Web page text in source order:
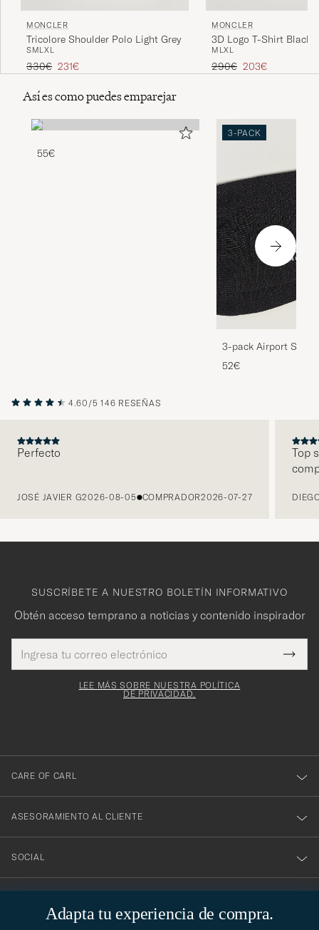
MONCLER
Tricolore Shoulder Polo Light Grey
SMLXL
Precio ordinario
330€ Precio reducido
231€
MONCLER
3D Logo T-Shirt Black
M LXL
Precio ordinario
290€ Precio reducido
203€
Así es como puedes emparejar
55€
3-PACK
3-pack Airport
Melange
52€
4.60/5 146 RESEÑAS
Perfecto
JOSÉ JAVIER G2026-08-05 COMPRADOR2026-07-27
Top
Adapta tu experiencia de compra.
SUSCRÍBETE A NUESTRO BOLETÍN INFORMATIVO
Obtén acceso temprano a noticias y contenido inspirador
de
correo
Este
es
¡Gracias
por
suscribirte
boletín!
LEE MÁS SOBRE NUESTRA POLÍTICA
DE PRIVACIDAD.
CARE OF CARL
ASESORAMIENTO AL CLIENTE
SOCIAL